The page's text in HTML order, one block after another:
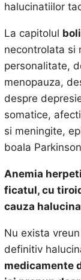
halucinatiilor
La capitolul
necontrolata si
personalitate,
menopauza,
despre
somatice,
si meningite,
boala
Anemia
ficatul, cu
cauza
Nu exista
definitiv
medicamente